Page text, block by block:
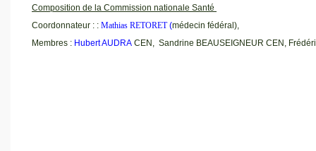
Composition de la Commission nationale Santé
Coordonnateur : : Mathias RETORET(médecin fédéral),
Membres : Hubert AUDRA CEN, Sandrine BEAUSEIGNEUR CEN,